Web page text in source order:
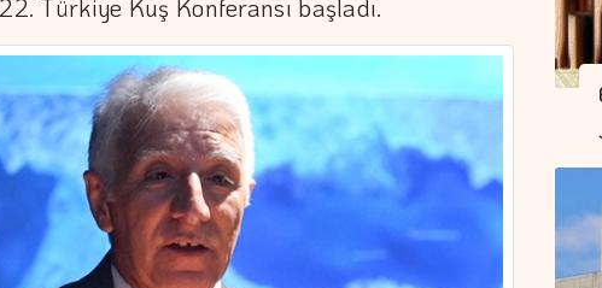
Türkiye Kuş Konferansı başladı.